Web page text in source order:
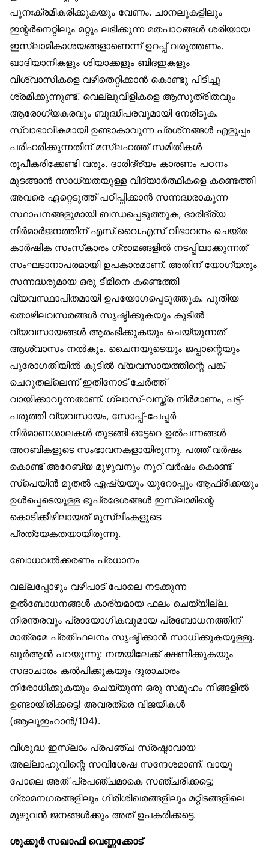
പുനഃക്രമീകരിക്കുകയും വേണം. ചാനലുകളിലും
ഇന്റർനെറ്റിലും മറ്റും ലഭിക്കുന്ന മതപാഠങ്ങൾ ശരിയായ
ഇസ്‌ലാമികാശയങ്ങളാണെന്ന് ഉറപ്പ് വരുത്തണം.
ഖാദിയാനികളും ശിയാക്കളും ബിദഇകളും
വിശ്വാസികളെ വഴിതെറ്റിക്കാൻ കൊണ്ടു പിടിച്ചു
ശ്രമിക്കുന്നുണ്ട്. വെല്ലുവിളികളെ ആസൂത്രിതവും
ആരോഗ്യകരവും ബുദ്ധിപരവുമായി നേരിടുക.
സ്വാഭാവികമായി ഉണ്ടാകാവുന്ന പ്രശ്‌നങ്ങൾ എളുപ്പം
പരിഹരിക്കുന്നതിന് മസ്‌ലഹത്ത് സമിതികൾ
രൂപീകരിക്കേണ്ടി വരും. ദാരിദ്ര്യം കാരണം പഠനം
മുടങ്ങാൻ സാധ്യതയുള്ള വിദ്യാർത്ഥികളെ കണ്ടെത്തി
അവരെ ഏറ്റെടുത്ത് പഠിപ്പിക്കാൻ സന്നദ്ധരാകുന്ന
സ്ഥാപനങ്ങളുമായി ബന്ധപ്പെടുത്തുക, ദാരിദ്ര്യ
നിർമാർജനത്തിന് എസ്.വൈ.എസ് വിഭാവനം ചെയ്ത
കാർഷിക സംസ്‌കാരം ഗ്രാമങ്ങളിൽ നടപ്പിലാക്കുന്നത്
സംഘടാനാപരമായി ഉപകാരമാണ്. അതിന് യോഗ്യരും
സന്നദ്ധരുമായ ഒരു ടീമിനെ കണ്ടെത്തി
വ്യവസ്ഥാപിതമായി ഉപയോഗപ്പെടുത്തുക. പുതിയ
തൊഴിലവസരങ്ങൾ സൃഷ്ടിക്കുകയും കുടിൽ
വ്യവസായങ്ങൾ ആരംഭിക്കുകയും ചെയ്യുന്നത്
ആശ്വാസം നൽകും. ചൈനയുടെയും ജപ്പാന്റെയും
പുരോഗതിയിൽ കുടിൽ വ്യവസായത്തിന്റെ പങ്ക്
ചെറുതല്ലെന്ന് ഇതിനോട് ചേർത്ത്
വായിക്കാവുന്നതാണ്. ഗ്ലാസ്-വസ്ത്ര നിർമാണം, പട്ട്-
പരുത്തി വ്യവസായം, സോപ്പ്-പേപ്പർ
നിർമാണശാലകൾ തുടങ്ങി ഒട്ടേറെ ഉൽപന്നങ്ങൾ
അറബികളുടെ സംഭാവനകളായിരുന്നു. പത്ത് വർഷം
കൊണ്ട് അറേബ്യ മുഴുവനും നൂറ് വർഷം കൊണ്ട്
സ്‌പെയിൻ മുതൽ ഏഷ്യയും യൂറോപ്പും ആഫ്രിക്കയും
ഉൾപ്പെടെയുള്ള ഭൂപ്രദേശങ്ങൾ ഇസ്‌ലാമിന്റെ
കൊടിക്കീഴിലായത് മുസ്‌ലിംകളുടെ
പ്രത്യേകതയായിരുന്നു.
ബോധവൽക്കരണം പ്രധാനം
വല്ലപ്പോഴും വഴിപാട് പോലെ നടക്കുന്ന
ഉൽബോധനങ്ങൾ കാര്യമായ ഫലം ചെയ്യില്ല.
നിരന്തരവും പ്രായോഗികവുമായ പ്രബോധനത്തിന്
മാത്രമേ പ്രതിഫലനം സൃഷ്ടിക്കാൻ സാധിക്കുകയുള്ളൂ.
ഖുർആൻ പറയുന്നു: നന്മയിലേക്ക് ക്ഷണിക്കുകയും
സദാചാരം കൽപിക്കുകയും ദുരാചാരം
നിരോധിക്കുകയും ചെയ്യുന്ന ഒരു സമൂഹം നിങ്ങളിൽ
ഉണ്ടായിരിക്കട്ടെ! അവരത്രെ വിജയികൾ
(ആലുഇംറാൻ/104).
വിശുദ്ധ ഇസ്‌ലാം പ്രപഞ്ച സ്രഷ്ടാവായ
അല്ലാഹുവിന്റെ സവിശേഷ സന്ദേശമാണ്. വായു
പോലെ അത് പ്രപഞ്ചമാകെ സഞ്ചരിക്കട്ടെ;
ഗ്രാമനഗരങ്ങളിലും ഗിരിശിഖരങ്ങളിലും മറ്റിടങ്ങളിലെ
മുഴുവൻ ജനങ്ങൾക്കും അത് ഉപകരിക്കട്ടെ.
ശുക്കൂർ സഖാഫി വെണ്ണക്കോട്